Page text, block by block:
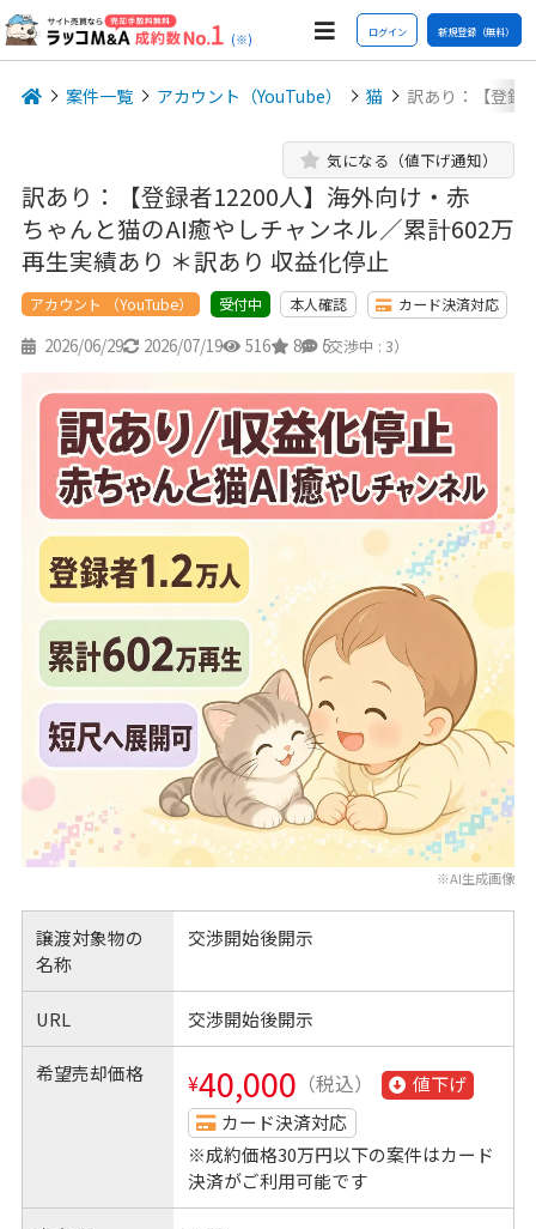
(※) ログイン 新規登録（無料）
案件一覧 アカウント（YouTube） 猫 訳あり：【登録
訳あり：【登録者12200人】海外向け・赤
ちゃんと猫のAI癒やしチャンネル／累計602万
再生実績あり ＊訳あり 収益化停止
気になる（値下げ通知）
アカウント （YouTube） 受付中 本人確認 カード決済対応
2026/06/29 2026/07/19 516 8 5
（交渉中 : 3）
※AI生成画像
譲渡対象物の
名称
交渉開始後開示
URL 交渉開始後開示
希望売却価格 ¥40,000 （税込）
値下げ
カード決済対応
※成約価格30万円以下の案件はカード
決済がご利用可能です